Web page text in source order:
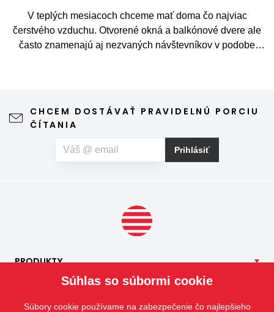
V teplých mesiacoch chceme mať doma čo najviac
čerstvého vzduchu. Otvorené okná a balkónové dvere ale
často znamenajú aj nezvaných návštevníkov v podobe
leto naplno. Kvalitná sieťka na hmyz zároveň nijako neruší
výhľad z okna ani vzhľad domu, vyžaduje len minimálnu
vás okrem hmyzu trápia aj peľové alergie, môžete zvoliť
špeciálnu sieť proti peľu, ktorá pomáha obmedziť
CHCEM DOSTÁVAŤ PRAVIDELNÚ PORCIU
ČÍTANIA
Prihlásiť
PRODUKTY
SLUŽBYSúhlas so súbormi cookie
Súbory cookie používame na zabezpečenie čo najlepšieho